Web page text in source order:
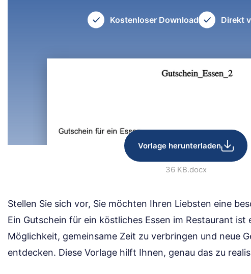
Kostenloser Download Direkt
Vorlage herunterladen
36 KB.docx
Stellen Sie sich vor, Sie möchten Ihren Liebsten eine
Ein Gutschein für ein köstliches Essen im Restaurant ist
Möglichkeit, gemeinsame Zeit zu verbringen und neue
entdecken. Diese Vorlage hilft Ihnen, genau das zu